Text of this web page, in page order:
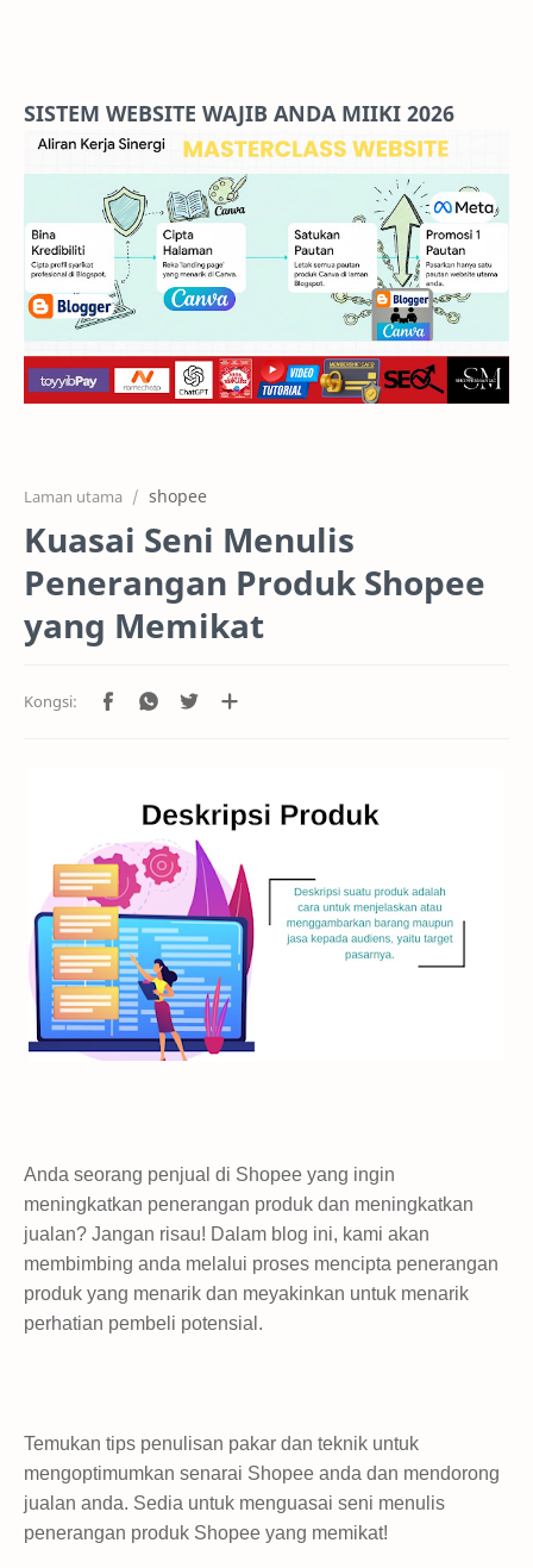
Features
Pricing
Services
RTL Mode
SISTEM WEBSITE WAJIB ANDA MIIKI 2026
Laman utama shopee
Kuasai Seni Menulis
Penerangan Produk Shopee
yang Memikat
Anda seorang penjual di Shopee yang ingin
meningkatkan penerangan produk dan meningkatkan
jualan? Jangan risau! Dalam blog ini, kami akan
membimbing anda melalui proses mencipta penerangan
produk yang menarik dan meyakinkan untuk menarik
perhatian pembeli potensial.
Temukan tips penulisan pakar dan teknik untuk
mengoptimumkan senarai Shopee anda dan mendorong
jualan anda. Sedia untuk menguasai seni menulis
penerangan produk Shopee yang memikat!